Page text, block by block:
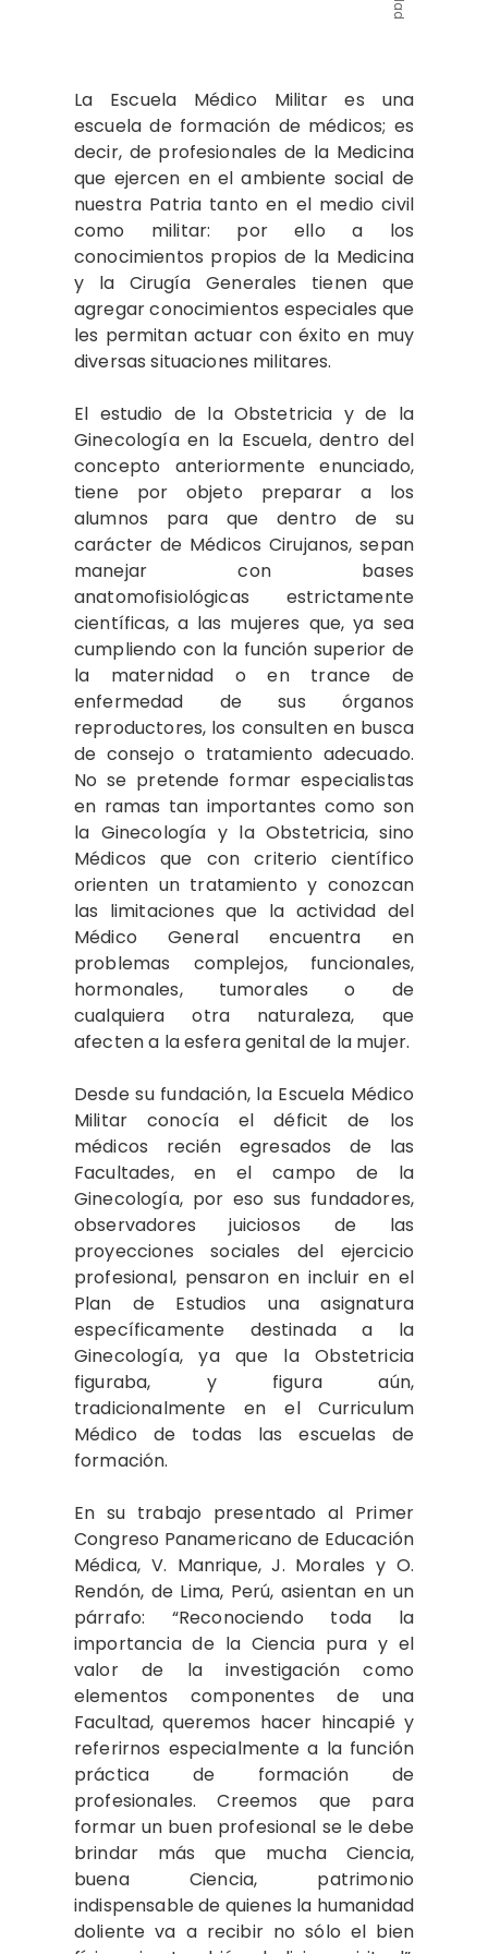
La Escuela Médico Militar es una
escuela de formación de médicos; es
decir, de profesionales de la Medicina
que ejercen en el ambiente social de
nuestra Patria tanto en el medio civil
como militar: por ello a los
conocimientos propios de la Medicina
y la Cirugía Generales tienen que
agregar conocimientos especiales que
les permitan actuar con éxito en muy
diversas situaciones militares.
El estudio de la Obstetricia y de la
Ginecología en la Escuela, dentro del
concepto anteriormente enunciado,
tiene por objeto preparar a los
alumnos para que dentro de su
carácter de Médicos Cirujanos, sepan
manejar con bases
anatomofisiológicas estrictamente
científicas, a las mujeres que, ya sea
cumpliendo con la función superior de
la maternidad o en trance de
enfermedad de sus órganos
reproductores, los consulten en busca
de consejo o tratamiento adecuado.
No se pretende formar especialistas
en ramas tan importantes como son
la Ginecología y la Obstetricia, sino
Médicos que con criterio científico
orienten un tratamiento y conozcan
las limitaciones que la actividad del
Médico General encuentra en
problemas complejos, funcionales,
hormonales, tumorales o de
cualquiera otra naturaleza, que
afecten a la esfera genital de la mujer.
Desde su fundación, la Escuela Médico
Militar conocía el déficit de los
médicos recién egresados de las
Facultades, en el campo de la
Ginecología, por eso sus fundadores,
observadores juiciosos de las
proyecciones sociales del ejercicio
profesional, pensaron en incluir en el
Plan de Estudios una asignatura
específicamente destinada a la
Ginecología, ya que la Obstetricia
figuraba, y figura aún,
tradicionalmente en el Curriculum
Médico de todas las escuelas de
formación.
En su trabajo presentado al Primer
Congreso Panamericano de Educación
Médica, V. Manrique, J. Morales y O.
Rendón, de Lima, Perú, asientan en un
párrafo: “Reconociendo toda la
importancia de la Ciencia pura y el
valor de la investigación como
elementos componentes de una
Facultad, queremos hacer hincapié y
referirnos especialmente a la función
práctica de formación de
profesionales. Creemos que para
formar un buen profesional se le debe
brindar más que mucha Ciencia,
buena Ciencia, patrimonio
indispensable de quienes la humanidad
doliente va a recibir no sólo el bien